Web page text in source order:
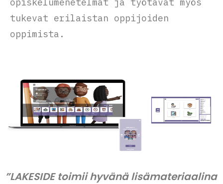
tukevat erilaistan oppijoiden
oppimista.
”LAKESIDE toimii hyvänä lisämateriaalina